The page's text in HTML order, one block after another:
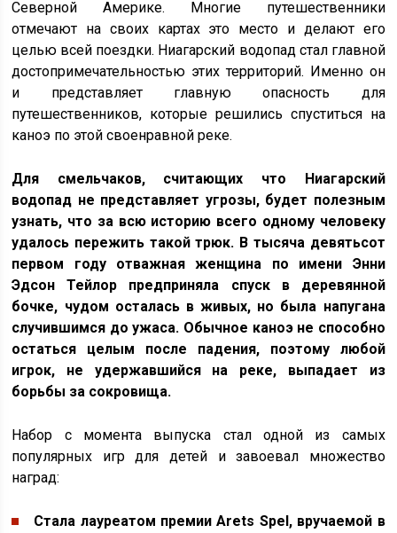
Северной Америке. Многие путешественники
отмечают на своих картах это место и делают его
целью всей поездки. Ниагарский водопад стал главной
достопримечательностью этих территорий. Именно он
и представляет главную опасность для
путешественников, которые решились спуститься на
каноэ по этой своенравной реке.
Для смельчаков, считающих что Ниагарский
водопад не представляет угрозы, будет полезным
узнать, что за всю историю всего одному человеку
удалось пережить такой трюк. В тысяча девятьсот
первом году отважная женщина по имени Энни
Эдсон Тейлор предприняла спуск в деревянной
бочке, чудом осталась в живых, но была напугана
случившимся до ужаса. Обычное каноэ не способно
остаться целым после падения, поэтому любой
игрок, не удержавшийся на реке, выпадает из
борьбы за сокровища.
Набор с момента выпуска стал одной из самых
популярных игр для детей и завоевал множество
наград:
Стала лауреатом премии Arets Spel, вручаемой в